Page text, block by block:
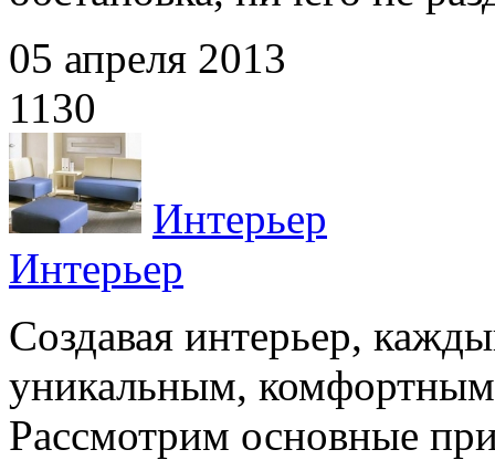
05 апреля 2013
1130
Интерьер
Интерьер
Создавая интерьер,
уникальным,
Рассмотрим основные